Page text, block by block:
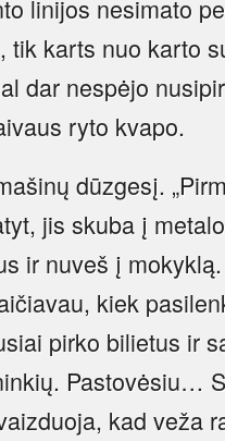
linijos nesimato
tik karts nuo karto
dar nespėjo
ryto kvapo.
dūzgesį.
jis skuba į
ir nuveš į
kiek
pirko bilietus ir
Pastovėsiu…
kad veža